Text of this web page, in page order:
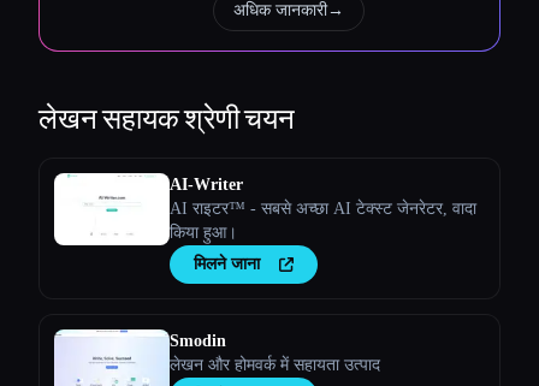
अधिक जानकारी→
लेखन सहायकश्रेणी चयन
AI-Writer
AI राइटर™ - सबसे अच्छा AI टेक्स्ट जेनरेटर, वादा
किया हुआ।
मिलने जाना
Smodin
लेखन और होमवर्क में सहायता उत्पाद